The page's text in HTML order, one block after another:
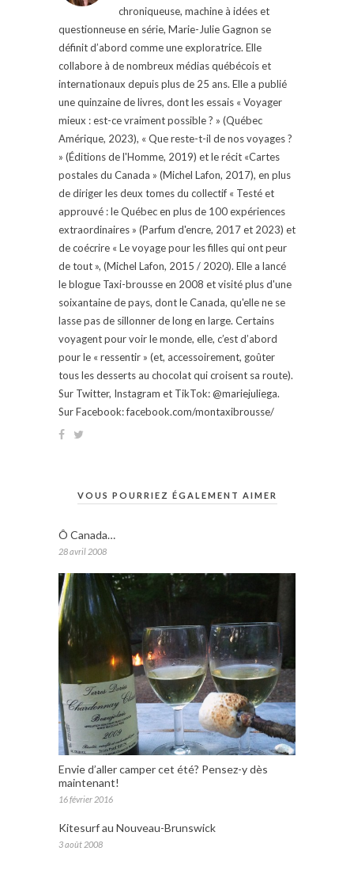
chroniqueuse, machine à idées et
questionneuse en série, Marie-Julie Gagnon se
définit d’abord comme une exploratrice. Elle
collabore à de nombreux médias québécois et
internationaux depuis plus de 25 ans. Elle a publié
une quinzaine de livres, dont les essais « Voyager
mieux : est-ce vraiment possible ? » (Québec
Amérique, 2023), « Que reste-t-il de nos voyages ?
» (Éditions de l'Homme, 2019) et le récit «Cartes
postales du Canada » (Michel Lafon, 2017), en plus
de diriger les deux tomes du collectif « Testé et
approuvé : le Québec en plus de 100 expériences
extraordinaires » (Parfum d'encre, 2017 et 2023) et
de coécrire « Le voyage pour les filles qui ont peur
de tout », (Michel Lafon, 2015 / 2020). Elle a lancé
le blogue Taxi-brousse en 2008 et visité plus d'une
soixantaine de pays, dont le Canada, qu'elle ne se
lasse pas de sillonner de long en large. Certains
voyagent pour voir le monde, elle, c’est d’abord
pour le « ressentir » (et, accessoirement, goûter
tous les desserts au chocolat qui croisent sa route).
Sur Twitter, Instagram et TikTok: @mariejuliega.
Sur Facebook: facebook.com/montaxibrousse/
VOUS POURRIEZ ÉGALEMENT AIMER
Ô Canada…
28 avril 2008
Envie d’aller camper cet été? Pensez-y dès
maintenant!
16 février 2016
Kitesurf au Nouveau-Brunswick
3 août 2008